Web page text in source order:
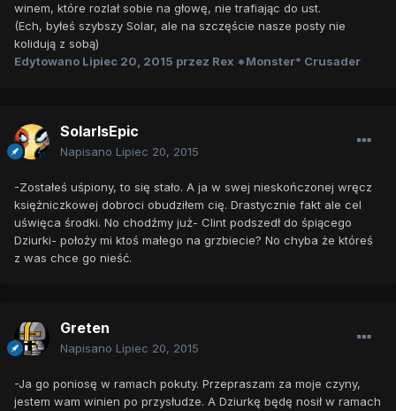
winem, które rozlał sobie na głowę, nie trafiając do ust.
(Ech, byłeś szybszy Solar, ale na szczęście nasze posty nie
kolidują z sobą)
Edytowano Lipiec 20, 2015 przez Rex *Monster* Crusader
SolarIsEpic
Napisano Lipiec 20, 2015
-Zostałeś uśpiony, to się stało. A ja w swej nieskończonej wręcz
księżniczkowej dobroci obudziłem cię. Drastycznie fakt ale cel
uświęca środki. No chodźmy już- Clint podszedł do śpiącego
Dziurki- położy mi ktoś małego na grzbiecie? No chyba że któreś
z was chce go nieść.
Greten
Napisano Lipiec 20, 2015
-Ja go poniosę w ramach pokuty. Przepraszam za moje czyny,
jestem wam winien po przysłudze. A Dziurkę będę nosił w ramach